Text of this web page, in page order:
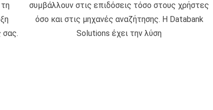
σας.
συμβάλλουν στις επιδόσεις τόσο στους χρήστες
όσο και στις μηχανές αναζήτησης. Η Databank
Solutions έχει την λύση